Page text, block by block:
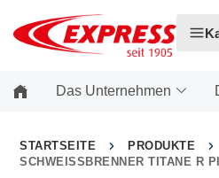
Das Unternehmen
STARTSEITE PRODUKTE
SCHWEISSBRENNER TITANE R